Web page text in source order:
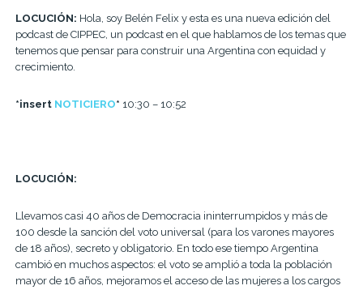
LOCUCIÓN: Hola, soy Belén Felix y esta es una nueva edición del
podcast de CIPPEC, un podcast en el que hablamos de los temas que
tenemos que pensar para construir una Argentina con equidad y
crecimiento.
*insert NOTICIERO* 10:30 – 10:52
LOCUCIÓN:
Llevamos casi 40 años de Democracia ininterrumpidos y más de
100 desde la sanción del voto universal (para los varones mayores
de 18 años), secreto y obligatorio. En todo ese tiempo Argentina
cambió en muchos aspectos: el voto se amplió a toda la población
mayor de 16 años, mejoramos el acceso de las mujeres a los cargos